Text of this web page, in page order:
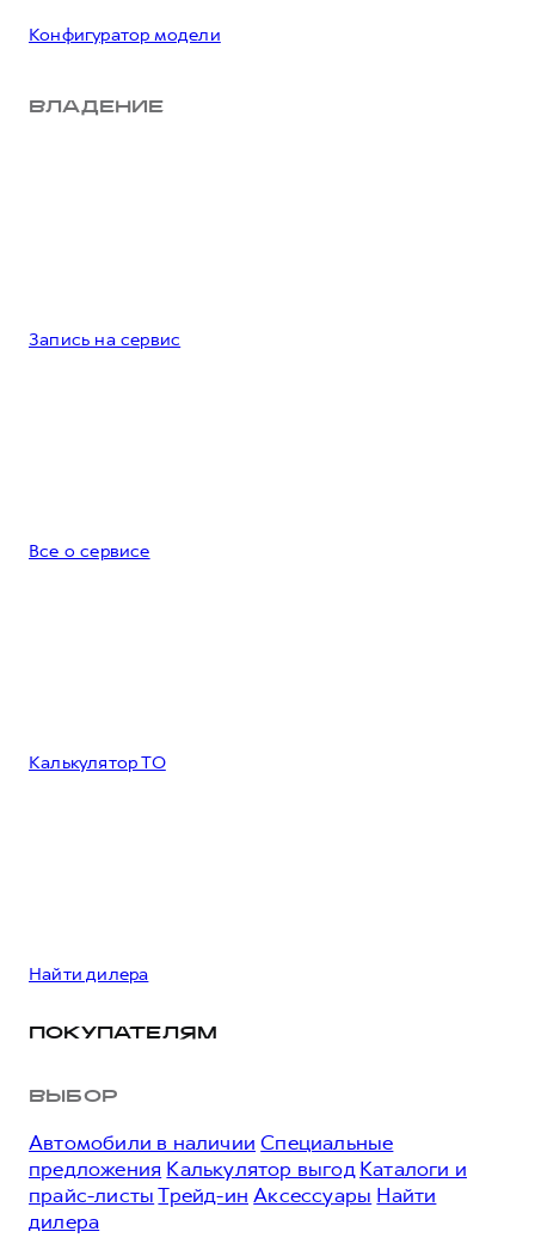
Конфигуратор модели
ВЛАДЕНИЕ
Запись на сервис
Все о сервисе
Калькулятор ТО
Найти дилера
ПОКУПАТЕЛЯМ
ВЫБОР
Автомобили в наличии Специальные
предложения Калькулятор выгод Каталоги и
прайс-листы Трейд-ин Аксессуары Найти
дилера